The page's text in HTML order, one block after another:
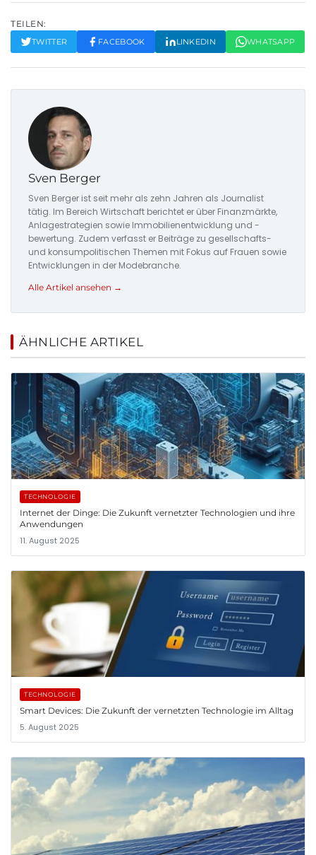
TEILEN:
TWITTER FACEBOOK LINKEDIN WHATSAPP
Sven Berger
Sven Berger ist seit mehr als zehn Jahren als Journalist
tätig. Im Bereich Wirtschaft berichtet er über Finanzmärkte,
Anlagestrategien sowie Immobilienentwicklung und -
bewertung. Zudem verfasst er Beiträge zu gesellschafts-
und konsumpolitischen Themen mit Fokus auf Frauen sowie
Entwicklungen in der Modebranche.
Alle Artikel ansehen →
ÄHNLICHE ARTIKEL
TECHNOLOGIE
Internet der Dinge: Die Zukunft vernetzter Technologien und ihre
Anwendungen
11. August 2025
TECHNOLOGIE
Smart Devices: Die Zukunft der vernetzten Technologie im Alltag
5. August 2025